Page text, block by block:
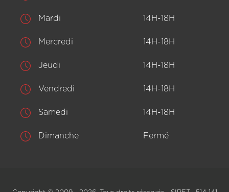
Mardi 14H-18H
Mercredi 14H-18H
Jeudi 14H-18H
Vendredi 14H-18H
Samedi 14H-18H
Dimanche Fermé